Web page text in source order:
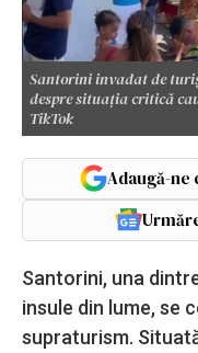
Santorini invadat de
despre situația critică
TikTok
Adaugă-ne
Santorini, una
insule din lume, se
supraturism.